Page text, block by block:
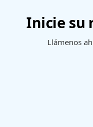
Inicie su
Llámenos